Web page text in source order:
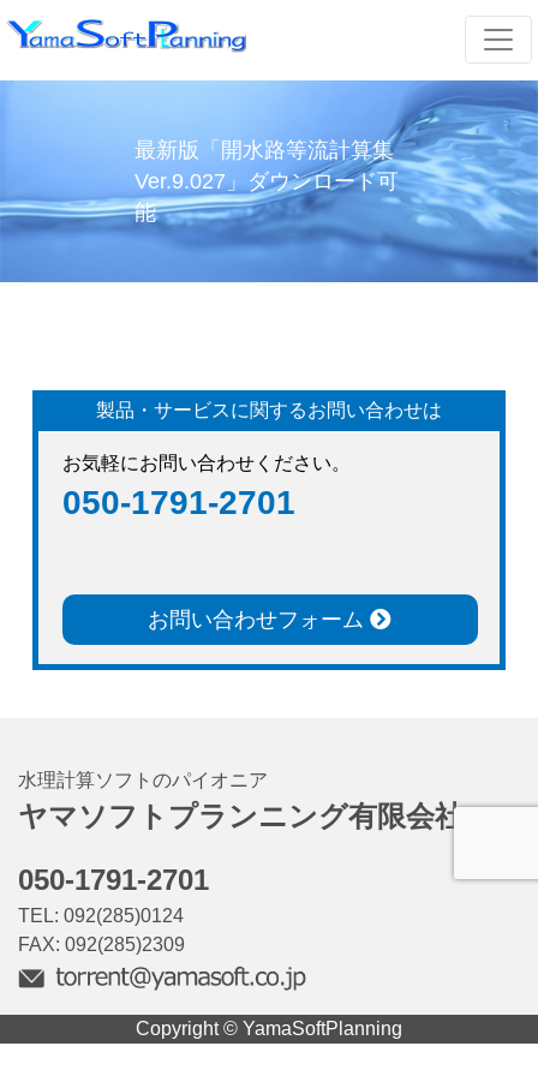
最新版「開水路等流計算集
Ver.9.027」ダウンロード可
能
製品・サービスに関するお問い合わせは
お気軽にお問い合わせください。
050-1791-2701
お問い合わせフォーム
水理計算ソフトのパイオニア
ヤマソフトプランニング有限会社
050-1791-2701
TEL: 092(285)0124
FAX: 092(285)2309
Copyright © YamaSoftPlanning